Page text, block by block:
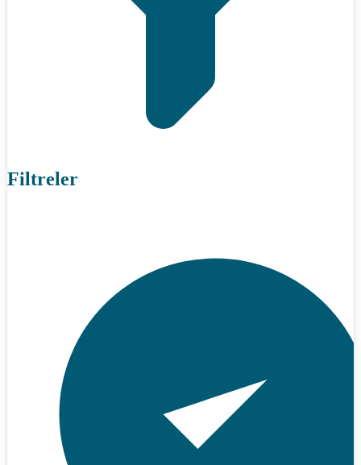
Filtreler